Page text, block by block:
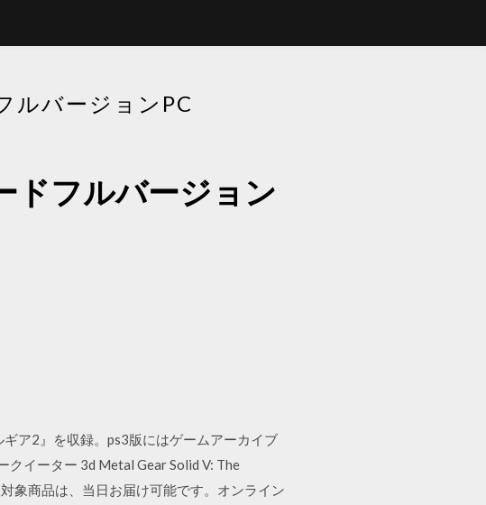
ルバージョンPC
ドフルバージョン
ア2』を収録。ps3版にはゲームアーカイブ
クイーター 3d Metal Gear Solid V: The
象商品は、当日お届け可能です。オンライン